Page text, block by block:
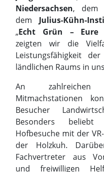
An zahlreichen
Mitmachstationen
Besucher
Besonders
Hofbesuche mit der
der Holzkuh.
Fachvertreter aus
und freiwilligen
Öffentlichkeitsarbeit
regionaler
und gesunder
war das große
und Kindern, die
persönlichen